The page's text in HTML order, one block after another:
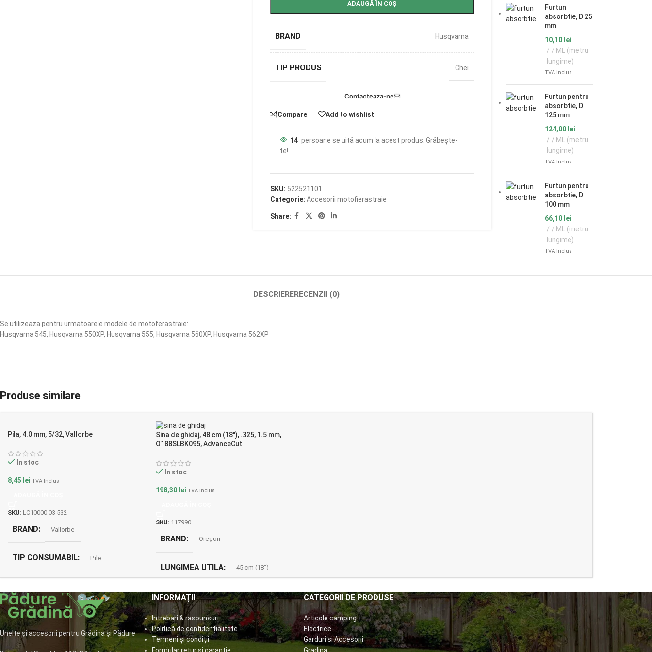
ADAUGĂ ÎN COȘ
BRAND Husqvarna
TIP PRODUS Chei
Contacteaza-ne
Compare Add to wishlist
14 persoane se uită acum la acest produs. Grăbește-
te!
SKU: 522521101
Categorie: Accesorii motofierastraie
Share:
Furtun
absorbtie, D 25
mm
10,10 lei
/ ML (metru
lungime)
TVA Inclus
Furtun pentru
absorbtie, D
125 mm
124,00 lei
/ ML (metru
lungime)
TVA Inclus
Furtun pentru
absorbtie, D
100 mm
66,10 lei
/ ML (metru
lungime)
TVA Inclus
DESCRIERERECENZII (0)
Se utilizeaza pentru urmatoarele modele de motoferastraie:
Husqvarna 545, Husqvarna 550XP, Husqvarna 555, Husqvarna 560XP, Husqvarna 562XP
Produse similare
Pila, 4.0 mm, 5/32, Vallorbe
In stoc
8,45 lei TVA Inclus
SKU: LC10000-03-532
BRAND Vallorbe
TIP CONSUMABIL Pile
Sina de ghidaj, 48 cm (18″), .325, 1.5 mm,
O188SLBK095, AdvanceCut
In stoc
198,30 lei TVA Inclus
SKU: 117990
BRAND Oregon
LUNGIMEA UTILA 45 cm (18”)
PASUL LANTULUI 325”
LATIMEA CANALULUI DE
GLISARE
Unelte și accesorii pentru Grădina și Pădure
INFORMAȚII
Intrebari & raspunsuri
Politică de confidențialitate
Termeni și condiții
Formular retur și garanție
CATEGORII DE PRODUSE
Articole camping
Electrice
Garduri si Accesorii
Gradina